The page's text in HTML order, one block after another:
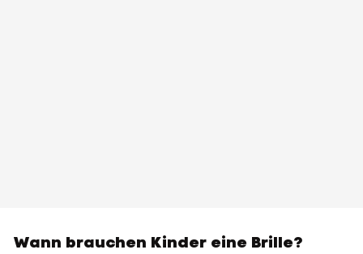
Wann brauchen Kinder eine Brille?